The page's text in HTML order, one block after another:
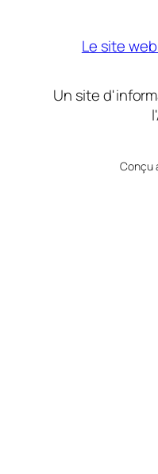
Le site web
Un site
Conçu